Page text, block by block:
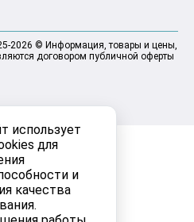
использует
для
и
качества
2026 © Информация, товары и цены,
договором публичной оферты